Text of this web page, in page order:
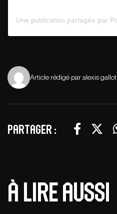
Article rédigé par alexis gallot
Partager :
À lire aussi